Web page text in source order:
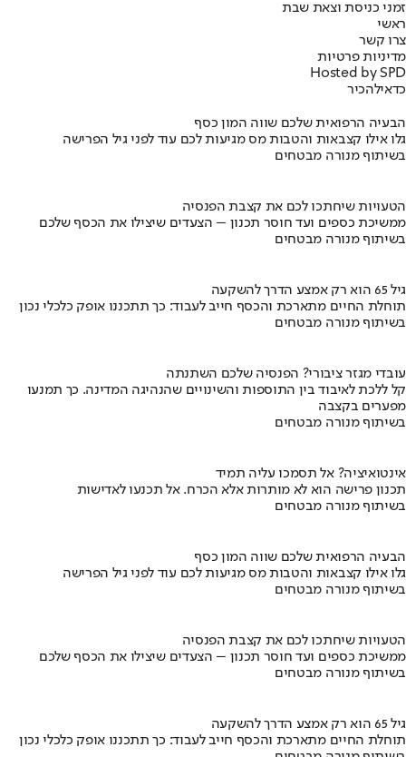
זמני כניסת וצאת שבת
ראשי
צרו קשר
מדיניות פרטיות
Hosted by SPD
כדאילהכיר
הבעיה הרפואית שלכם שווה המון כסף
גלו אילו קצבאות והטבות מס מגיעות לכם עוד לפני גיל הפרישה
בשיתוף מנורה מבטחים
הטעויות שיחתכו לכם את קצבת הפנסיה
ממשיכת כספים ועד חוסר תכנון – הצעדים שיצילו את הכסף שלכם
בשיתוף מנורה מבטחים
גיל 65 הוא רק אמצע הדרך להשקעה
תוחלת החיים מתארכת והכסף חייב לעבוד: כך תתכננו אופק כלכלי נכון
בשיתוף מנורה מבטחים
עובדי מגזר ציבורי? הפנסיה שלכם השתנתה
קל ללכת לאיבוד בין התוספות והשינויים שהנהיגה המדינה. כך תמנעו
מפערים בקצבה
בשיתוף מנורה מבטחים
אינטואיציה? אל תסמכו עליה תמיד
תכנון פרישה הוא לא מותרות אלא הכרח. אל תכנעו לאדישות
בשיתוף מנורה מבטחים
הבעיה הרפואית שלכם שווה המון כסף
גלו אילו קצבאות והטבות מס מגיעות לכם עוד לפני גיל הפרישה
בשיתוף מנורה מבטחים
הטעויות שיחתכו לכם את קצבת הפנסיה
ממשיכת כספים ועד חוסר תכנון – הצעדים שיצילו את הכסף שלכם
בשיתוף מנורה מבטחים
גיל 65 הוא רק אמצע הדרך להשקעה
תוחלת החיים מתארכת והכסף חייב לעבוד: כך תתכננו אופק כלכלי נכון